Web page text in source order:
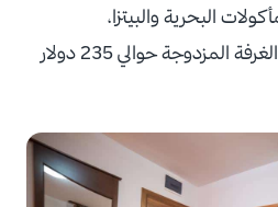
البحرية والبيتزا،
والمأكولات المحلية، سعر الغرفة المزدوجة حوالي 235 دولار